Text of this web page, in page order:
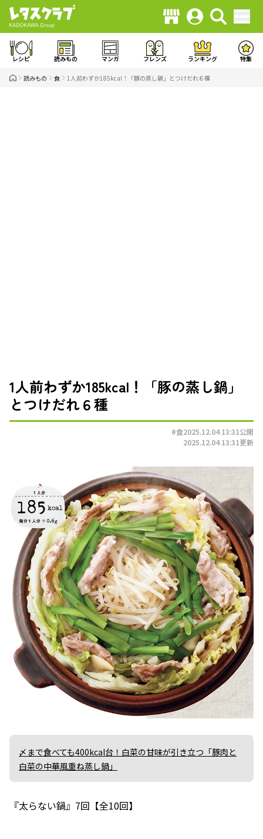
レシピ 読みもの マンガ フレンズ ランキング 特集
読みもの 食 1人前わずか185kcal！「豚の蒸し鍋」とつけだれ６種
1人前わずか185kcal！「豚の蒸し鍋」
とつけだれ６種
#食2025.12.04 13:31公開
2025.12.04 13:31更新
〆まで食べても400kcal台！白菜の甘味が引き立つ「豚肉と
白菜の中華風重ね蒸し鍋」
『太らない鍋』7回【全10回】